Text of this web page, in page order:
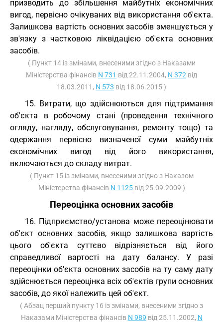
призводить до збільшення майбутніх економічних
вигод, первісно очікуваних від використання об'єкта.
Залишкова вартість основних засобів зменшується у
зв'язку з частковою ліквідацією об'єкта основних
засобів.
( Пункт 14 із змінами, внесеними згідно з Наказами
Міністерства фінансів N 731 від 22.11.2004, N 372 від
18.03.2011, N 573 від 18.06.2015 )
15. Витрати, що здійснюються для підтримання
об'єкта в робочому стані (проведення технічного
огляду, нагляду, обслуговування, ремонту тощо) та
одержання первісно визначеної суми майбутніх
економічних вигод від його використання,
включаються до складу витрат.
( Пункт 15 із змінами, внесеними згідно з Наказом
Міністерства фінансів N 1125від 25.09.2009 )
Переоцінка основних засобів
16. Підприємство/установа може переоцінювати
об'єкт основних засобів, якщо залишкова вартість
цього об'єкта суттєво відрізняється від його
справедливої вартості на дату балансу. У разі
переоцінки об'єкта основних засобів на ту саму дату
здійснюється переоцінка всіх об'єктів групи основних
засобів, до якої належить цей об'єкт.
( Абзац перший пункту 16 із змінами, внесеними згідно з
Наказами Міністерства фінансів N 989 від 25.11.2002, N